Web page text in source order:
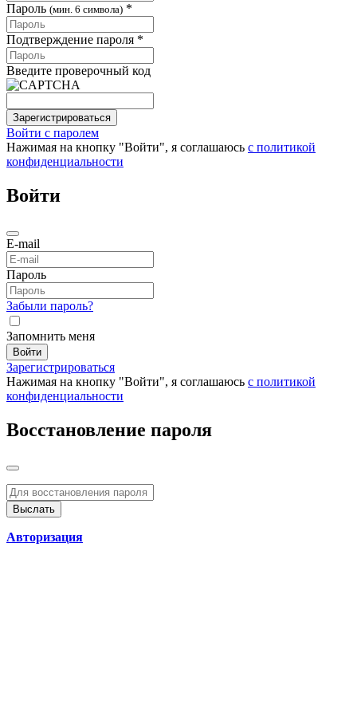
Пароль (мин. 6 символа) *
Подтверждение пароля *
Введите проверочный код
Зарегистрироваться
Войти с паролем
Нажимая на кнопку "Войти", я соглашаюсь с политикой
конфиденциальности
Войти
E-mail
Пароль
Забыли пароль?
Запомнить меня
Войти
Зарегистрироваться
Нажимая на кнопку "Войти", я соглашаюсь с политикой
конфиденциальности
Восстановление пароля
Авторизация